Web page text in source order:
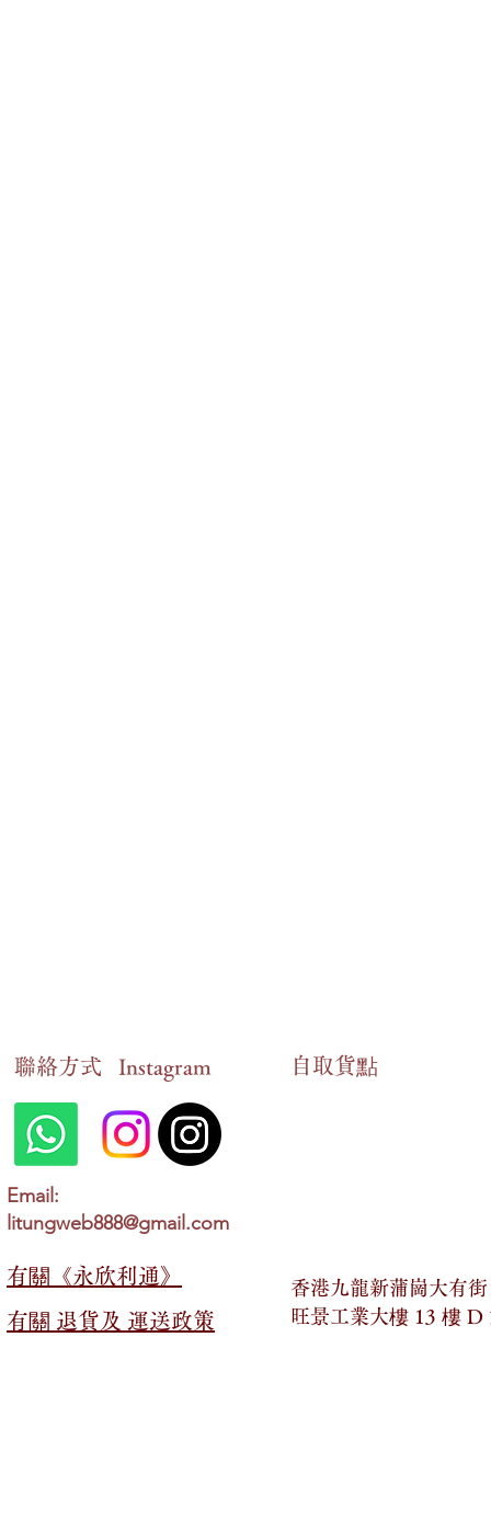
​聯絡方式 Instagram
Email:
litungweb888@gmail.com
有關​​《永欣利通》
有關​​ 退貨及 運送政策
自​取貨點
香港九龍新蒲崗大有
旺景工業大樓 13 樓 D